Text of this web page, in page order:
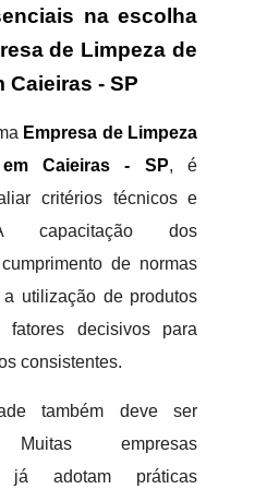
na escolha
de Limpeza de
Caieiras - SP
Empresa de Limpeza
Caieiras - SP, é
critérios técnicos e
capacitação dos
de normas
utilização de produtos
fatores decisivos para
consistentes.
também deve ser
Muitas empresas
já adotam práticas